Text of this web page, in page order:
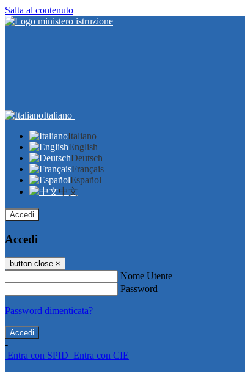
Salta al contenuto
Italiano
Italiano
English
Deutsch
Français
Español
中文
Accedi
Accedi
button close ×
Nome Utente
Password
Password dimenticata?
-
Entra con SPID Entra con CIE